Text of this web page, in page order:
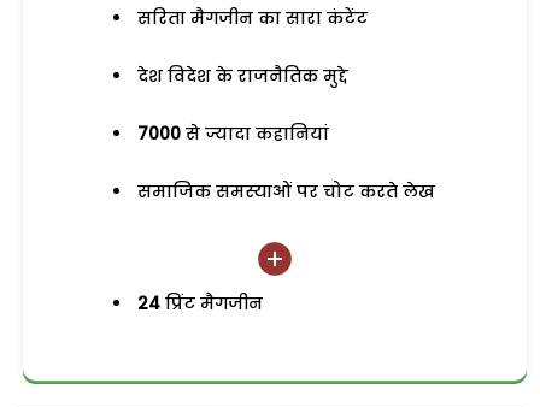
सरिता मैगजीन का सारा कंटेंट
देश विदेश के राजनैतिक मुद्दे
7000 से ज्यादा कहानियां
समाजिक समस्याओं पर चोट करते लेख
24 प्रिंट मैगजीन